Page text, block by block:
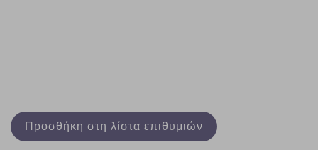
Προσθήκη στη λίστα επιθυμιών